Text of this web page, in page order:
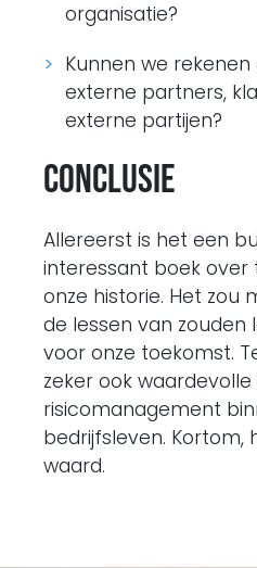
organisatie?
Kunnen we
externe partners,
externe partijen?
Conclusie
Allereerst is het een
interessant boek over
onze historie. Het zou
de lessen van zouden
voor onze toekomst.
zeker ook
risicomanagement
bedrijfsleven. Kortom,
waard.